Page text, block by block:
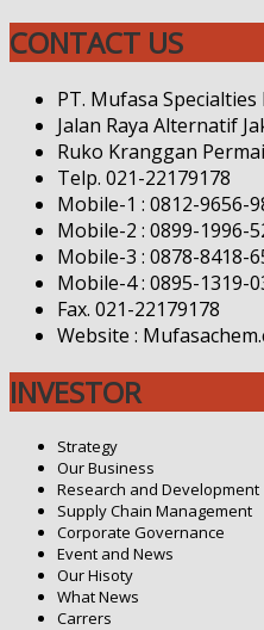
CONTACT US
PT. Mufasa
Jalan Raya Alternatif
Ruko Kranggan
Telp. 021-22179178
Mobile-1 : 0812-9656-
Mobile-2 : 0899-1996-
Mobile-3 : 0878-8418-
Mobile-4 : 0895-1319-
Fax. 021-22179178
Website :
INVESTOR
Strategy
Our Business
Research and Development
Supply Chain Management
Corporate Governance
Event and News
Our Hisoty
What News
Carrers